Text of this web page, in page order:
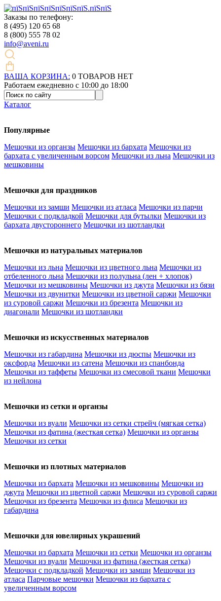
Заказы по телефону:
8 (495) 120 65 68
8 (800) 555 78 02
info@aveni.ru
ВАША КОРЗИНА: 0 ТОВАРОВ НЕТ
Работаем ежедневно с 10:00 до 18:00
Каталог
Популярные
Мешочки из органзы Мешочки из бархата Мешочки из
бархата с увеличенным ворсом Мешочки из льна Мешочки из
мешковины
Мешочки для праздников
Мешочки из замши Мешочки из атласа Мешочки из парчи
Мешочки с подкладкой Мешочки для бутылки Мешочки из
бархата двустороннего Мешочки из шотландки
Мешочки из натуральных материалов
Мешочки из льна Мешочки из цветного льна Мешочки из
отбеленного льна Мешочки из полульна (лен + хлопок)
Мешочки из мешковины Мешочки из джута Мешочки из бязи
Мешочки из двунитки Мешочки из цветной саржи Мешочки
из суровой саржи Мешочки из брезента Мешочки из
диагонали Мешочки из шотландки
Мешочки из искусственных материалов
Мешочки из габардина Мешочки из дюспы Мешочки из
оксфорда Мешочки из сатена Мешочки из спанбонда
Мешочки из таффеты Мешочки из смесовой ткани Мешочки
из нейлона
Мешочки из сетки и органзы
Мешочки из вуали Мешочки из сетки стрейч (мягкая сетка)
Мешочки из фатина (жесткая сетка) Мешочки из органзы
Мешочки из сетки
Мешочки из плотных материалов
Мешочки из бархата Мешочки из мешковины Мешочки из
джута Мешочки из цветной саржи Мешочки из суровой саржи
Мешочки из брезента Мешочки из флиса Мешочки из
габардина
Мешочки для ювелирных украшений
Мешочки из бархата Мешочки из сетки Мешочки из органзы
Мешочки из вуали Мешочки из фатина (жесткая сетка)
Мешочки с подкладкой Мешочки из замши Мешочки из
атласа Парчовые мешочки Мешочки из бархата с
увеличенным ворсом